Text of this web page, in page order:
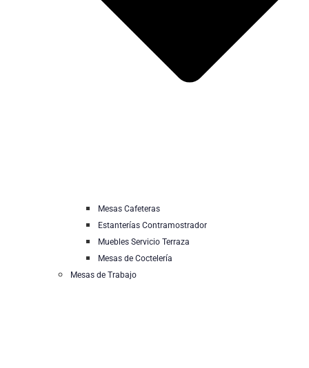
Mesas Cafeteras
Estanterías Contramostrador
Muebles Servicio Terraza
Mesas de Coctelería
Mesas de Trabajo